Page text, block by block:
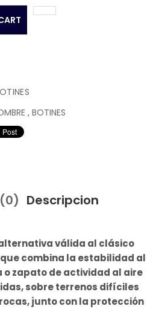
, BOTINES
Descripcion
válida al clásico
combina la estabilidad al
o zapato de actividad al aire
sobre terrenos difíciles
junto con la protección